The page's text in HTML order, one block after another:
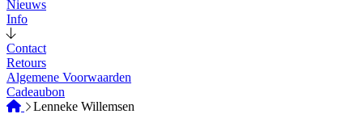
Nieuws
Info
Contact
Retours
Algemene Voorwaarden
Cadeaubon
Lenneke Willemsen